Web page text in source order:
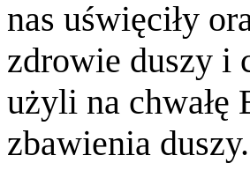
nas uświęciły
zdrowie duszy i
użyli na chwałę
zbawienia duszy.